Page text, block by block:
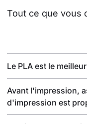
Tout ce que vous
Le PLA est le
Avant l'impression,
d'impression est